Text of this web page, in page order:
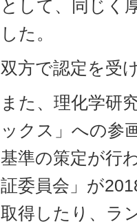
として、同じく
した。
双方で認定を受
また、理化学研
ックス」への参
基準の策定が行
証委員会」が
取得したり、ラ